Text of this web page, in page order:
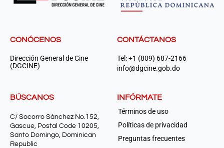
CONÓCENOS
Dirección General de Cine
(DGCINE)
CONTÁCTANOS
Tel: +1 (809) 687-2166
info@dgcine.gob.do
BÚSCANOS
C/ Socorro Sánchez No.152,
Gascue, Postal Code 10205,
Santo Domingo, Dominican
Republic
INFÓRMATE
Términos de uso
Políticas de privacidad
Preguntas frecuentes